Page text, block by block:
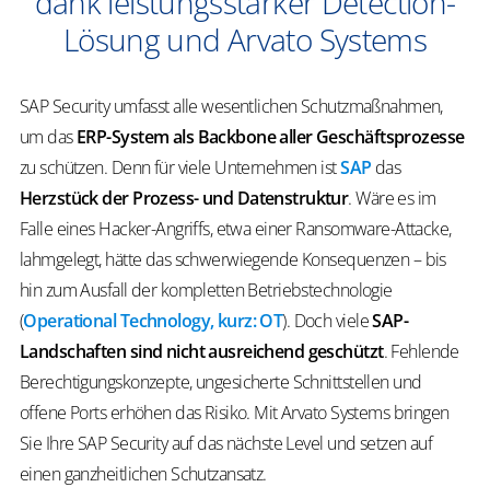
Lösung und Arvato Systems
SAP Security umfasst alle wesentlichen Schutzmaßnahmen,
um dasERP-System als Backbone aller Geschäftsprozesse
zu schützen. Denn für viele Unternehmen istSAP das
Herzstück der Prozess- und Datenstruktur. Wäre es im
Falle eines Hacker-Angriffs, etwa einer Ransomware-Attacke,
lahmgelegt, hätte das schwerwiegende Konsequenzen – bis
hin zum Ausfall der kompletten Betriebstechnologie
(Operational Technology, kurz: OT). Doch vieleSAP-
Landschaften sind nicht ausreichend geschützt. Fehlende
Berechtigungskonzepte, ungesicherte Schnittstellen und
offene Ports erhöhen das Risiko. Mit Arvato Systems bringen
Sie Ihre SAP Security auf das nächste Level und setzen auf
einen ganzheitlichen Schutzansatz.